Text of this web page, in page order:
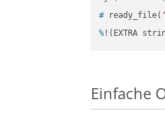
# ready_file(
% !(EXTRA
Einfache